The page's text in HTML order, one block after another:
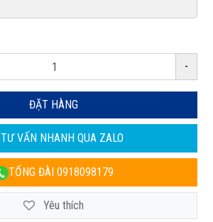
-
ĐẶT HÀNG
TƯ VẤN NHANHQUA ZALO
TỔNG ĐÀI 0918098179
Yêu thích